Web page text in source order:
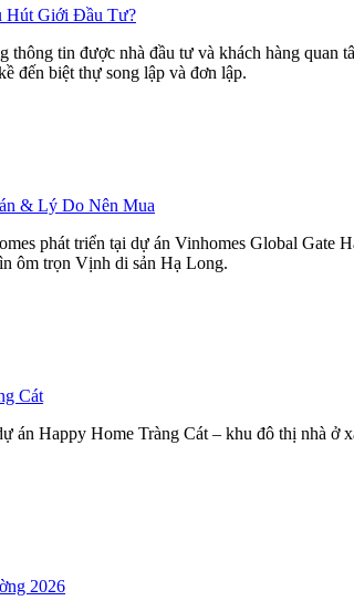
Hút Giới Đầu Tư?
tin được nhà đầu tư và khách hàng
đến biệt thự song lập và đơn lập.
& Lý Do Nên Mua
phát triển tại dự án Vinhomes Global
ôm trọn Vịnh di sản Hạ Long.
Cát
án Happy Home Tràng Cát – khu đô thị nhà
2026